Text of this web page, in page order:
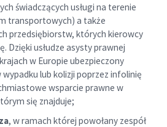
świadczących usługi na terenie
transportowych) a także
przedsiębiorstw, których kierowcy
Dzięki usłudze asysty prawnej
w Europie ubezpieczony
lub kolizji poprzez infolinię
wsparcie prawne w
się znajduje;
, w ramach której powołany zespół